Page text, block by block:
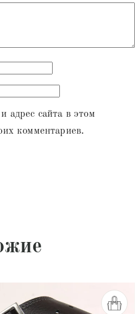
адрес сайта в этом
комментариев.